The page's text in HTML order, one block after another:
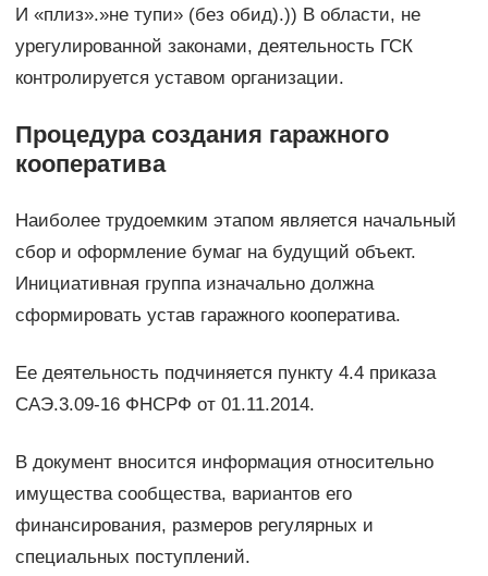
И «плиз».»не тупи» (без обид).)) В области, не
урегулированной законами, деятельность ГСК
контролируется уставом организации.
Процедура создания гаражного
кооператива
Наиболее трудоемким этапом является начальный
сбор и оформление бумаг на будущий объект.
Инициативная группа изначально должна
сформировать устав гаражного кооператива.
Ее деятельность подчиняется пункту 4.4 приказа
САЭ.3.09-16 ФНСРФ от 01.11.2014.
В документ вносится информация относительно
имущества сообщества, вариантов его
финансирования, размеров регулярных и
специальных поступлений.